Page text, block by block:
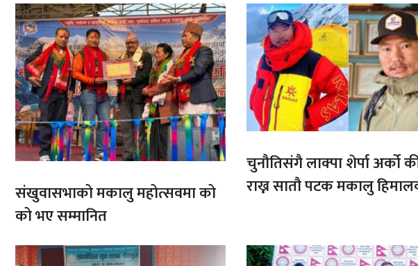
संखुवासभाको मकालु महोत्सवमा को
को भए सम्मानित
चुनौतिसंगै लाक्पा शेर्पा अर्को
राख्न सातौ पटक मकालु